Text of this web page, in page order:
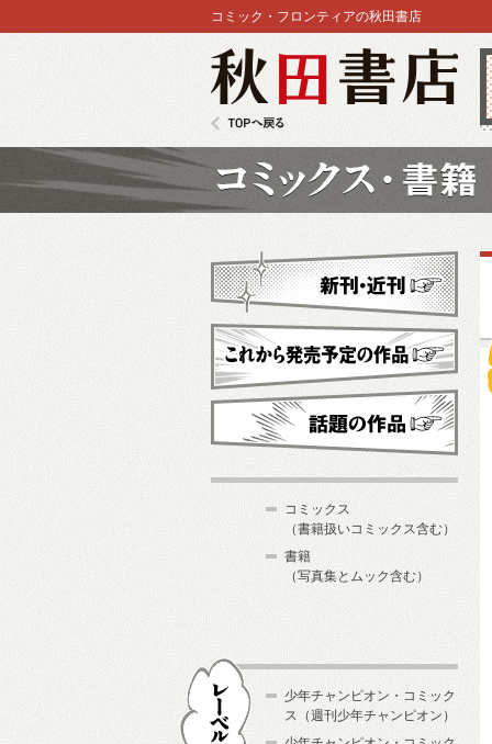
コミック・フロンティアの秋田書店
新刊・近刊
これから発売予定
コミックス
（書籍扱いコミックス含む）
書籍
（写真集とムック含む）
少年チャンピオン・コミック
ス（週刊少年チャンピオン）